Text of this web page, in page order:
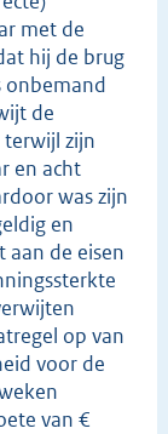
met de
hij de brug
onbemand
de
terwijl zijn
en acht
was zijn
en
aan de eisen
op van
voor de
van €